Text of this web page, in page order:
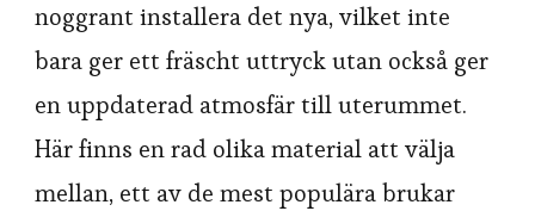
noggrant installera det nya, vilket inte
bara ger ett fräscht uttryck utan också ger
en uppdaterad atmosfär till uterummet.
Här finns en rad olika material att välja
mellan, ett av de mest populära brukar